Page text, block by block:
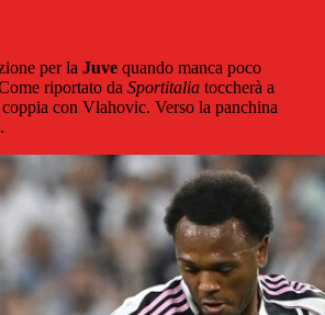
per la Juve quando manca poco
riportato da Sportitalia toccherà a
con Vlahovic. Verso la panchina
.